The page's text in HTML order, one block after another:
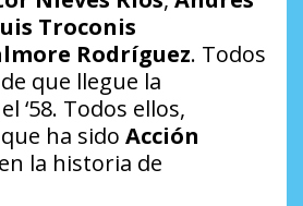
Troconis
Rodríguez. Todos
que llegue la
‘58. Todos ellos,
ha sido Acción
en la historia de